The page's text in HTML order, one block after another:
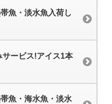
魚・淡水魚入荷し
サービス!アイス1本
魚・海水魚・淡水